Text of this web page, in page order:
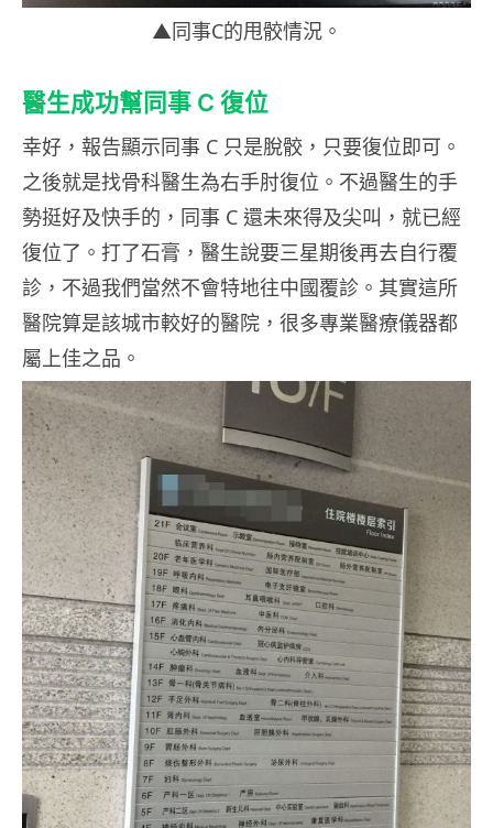
▲同事C的甩骹情況。
醫生成功幫同事 C 復位
幸好，報告顯示同事 C 只是脫骹，只要復位即可。
之後就是找骨科醫生為右手肘復位。不過醫生的手
勢挺好及快手的，同事 C 還未來得及尖叫，就已經
復位了。打了石膏，醫生說要三星期後再去自行覆
診，不過我們當然不會特地往中國覆診。其實這所
醫院算是該城市較好的醫院，很多專業醫療儀器都
屬上佳之品。